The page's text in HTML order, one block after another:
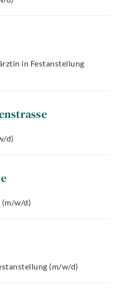
in Festanstellung
d)
(m/w/d)
(m/w/d)